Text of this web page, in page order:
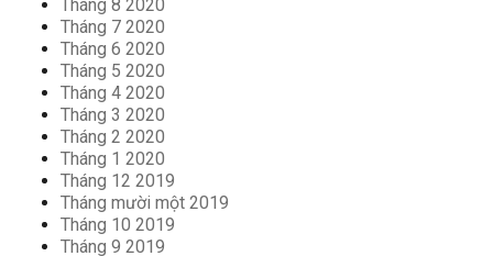
Tháng 8 2020
Tháng 7 2020
Tháng 6 2020
Tháng 5 2020
Tháng 4 2020
Tháng 3 2020
Tháng 2 2020
Tháng 1 2020
Tháng 12 2019
Tháng mười một 2019
Tháng 10 2019
Tháng 9 2019